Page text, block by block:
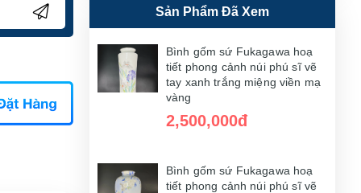
Bình gốm sứ Fukagawa hoạ
tay xanh trắng miệng viền mạ
vàng
5,000,000đ
tay xanh trắng miệng viền mạ
vàng
Sản Phẩm Đã Xem
Bình gốm sứ Fukagawa hoạ
tiết phong cảnh núi phú sĩ vẽ
tay xanh trắng miệng viền mạ
vàng
2,500,000đ
Bình gốm sứ Fukagawa hoạ
tiết phong cảnh núi phú sĩ vẽ